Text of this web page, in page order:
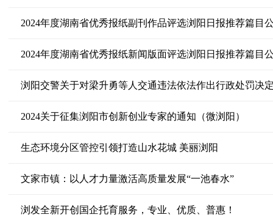
2024年度湖南省优秀报纸副刊作品评选浏阳日报推荐篇目
2024年度湖南省优秀报纸新闻版面评选浏阳日报推荐篇目
浏阳交警关于对梁升勇等人交通违法依法作出行政处罚决
2024关于征集浏阳市创新创业专家的通知（微浏阳）
生态环境分区管控引领打造山水花城 美丽浏阳
文家市镇：以人才力量激活高质量发展“一池春水”
浏发全新开创国企托育服务，专业、优质、普惠！